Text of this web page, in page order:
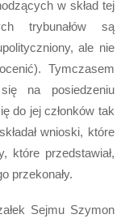
w skład tej
trybunałów są
ale nie
Tymczasem
na posiedzeniu
do jej członków tak
wnioski, które
które przedstawiał,
przekonały.
Sejmu Szymon